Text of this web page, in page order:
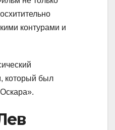
контурами и
который был